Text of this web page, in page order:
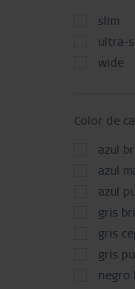
38 mm
39 mm
40 mm
96 mm
slim
ultra-
wide
Color de
azul
azul
azul
gris
gris
gris
negro